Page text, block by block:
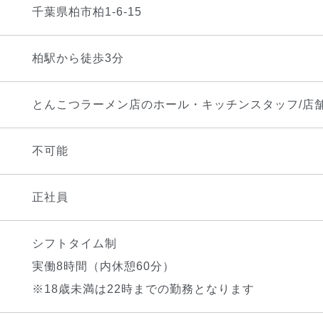
千葉県柏市柏1-6-15
柏駅から徒歩3分
とんこつラーメン店のホール・キッチンスタッフ/店
不可能
正社員
シフトタイム制
実働8時間（内休憩60分）
※18歳未満は22時までの勤務となります